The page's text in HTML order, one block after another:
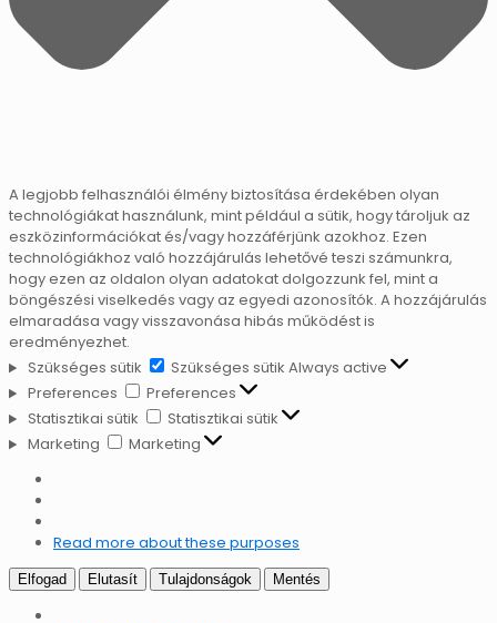
A legjobb felhasználói élmény biztosítása érdekében olyan
technológiákat használunk, mint például a sütik, hogy tároljuk az
eszközinformációkat és/vagy hozzáférjünk azokhoz. Ezen
technológiákhoz való hozzájárulás lehetővé teszi számunkra,
hogy ezen az oldalon olyan adatokat dolgozzunk fel, mint a
böngészési viselkedés vagy az egyedi azonosítók. A hozzájárulás
elmaradása vagy visszavonása hibás működést is
eredményezhet.
Szükséges sütik
Szükséges sütik Always active
Preferences
Preferences
Statisztikai sütik
Statisztikai sütik
Marketing
Marketing
Read more about these purposes
Elfogad Elutasít Tulajdonságok Mentés